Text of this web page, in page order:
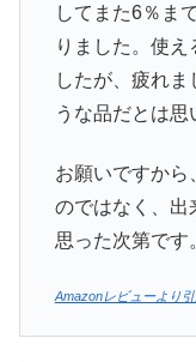
してまた6％ま
りました。使え
したが、疲れ
うな品だとは思
お願いですから
のではなく、出
思った次第です
Amazonレビューより